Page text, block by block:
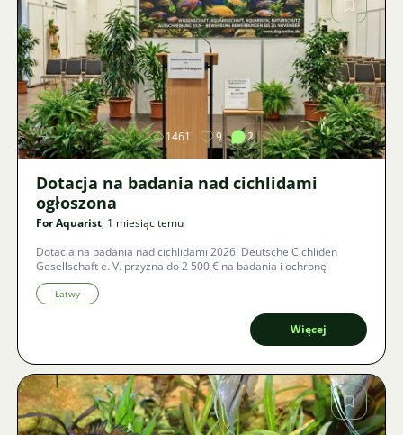
Zdjęcie
1461 9 2
Dotacja na badania nad cichlidami
ogłoszona
For Aquarist, 1 miesiąc temu
Dotacja na badania nad cichlidami 2026: Deutsche Cichliden
Gesellschaft e. V. przyzna do 2 500 € na badania i ochronę
Łatwy
Więcej